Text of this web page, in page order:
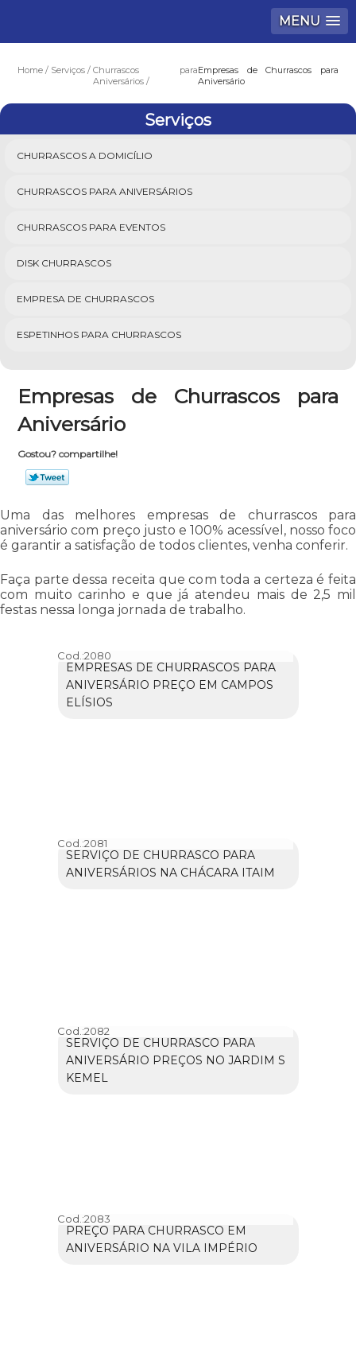
MENU
Home Serviços
Churrascos para
Aniversários
Empresas de Churrascos para
Aniversário
Serviços
CHURRASCOS A DOMICÍLIO
CHURRASCOS PARA ANIVERSÁRIOS
CHURRASCOS PARA EVENTOS
DISK CHURRASCOS
EMPRESA DE CHURRASCOS
ESPETINHOS PARA CHURRASCOS
Empresas de Churrascos para
Aniversário
Gostou? compartilhe!
Uma das melhores empresas de churrascos para
aniversário com preço justo e 100% acessível, nosso foco
é garantir a satisfação de todos clientes, venha conferir.
Faça parte dessa receita que com toda a certeza é feita
com muito carinho e que já atendeu mais de 2,5 mil
festas nessa longa jornada de trabalho.
Cod.:2080
EMPRESAS DE CHURRASCOS PARA
ANIVERSÁRIO PREÇO EM CAMPOS
ELÍSIOS
Cod.:2081
SERVIÇO DE CHURRASCO PARA
ANIVERSÁRIOS NA CHÁCARA ITAIM
Cod.:2082
SERVIÇO DE CHURRASCO PARA
ANIVERSÁRIO PREÇOS NO JARDIM S
KEMEL
Cod.:2083
PREÇO PARA CHURRASCO EM
ANIVERSÁRIO NA VILA IMPÉRIO